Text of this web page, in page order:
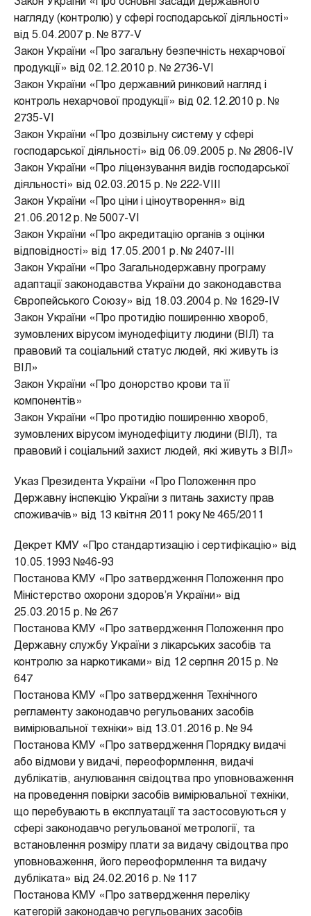
Закон України «Про основні засади державного
нагляду (контролю) у сфері господарської діяльності»
від 5.04.2007 р. № 877-V
Закон України «Про загальну безпечність нехарчової
продукції» від 02.12.2010 р. № 2736-VI
Закон України «Про державний ринковий нагляд і
контроль нехарчової продукції» від 02.12.2010 р. №
2735-VI
Закон України «Про дозвільну систему у сфері
господарської діяльності» від 06.09.2005 р. № 2806-IV
Закон України «Про ліцензування видів господарської
діяльності» від 02.03.2015 р. № 222-VIII
Закон України «Про ціни і ціноутворення» від
21.06.2012 р. № 5007-VI
Закон України «Про акредитацію органів з оцінки
відповідності» від 17.05.2001 р. № 2407-III
Закон України «Про Загальнодержавну програму
адаптації законодавства України до законодавства
Європейського Союзу» вiд 18.03.2004 р. № 1629-IV
Закон України «Про протидію поширенню хвороб,
зумовлених вірусом імунодефіциту людини (ВІЛ) та
правовий та соціальний статус людей, які живуть із
ВІЛ»
Закон України «Про донорство крови та її
компонентів»
Закон України «Про протидію поширенню хвороб,
зумовлених вірусом імунодефіциту людини (ВІЛ), та
правовий і соціальний захист людей, які живуть з ВІЛ»
Указ Президента України «Про Положення про
Державну інспекцію України з питань захисту прав
споживачів» від 13 квітня 2011 року № 465/2011
Декрет КМУ «Про стандартизацію і сертифікацію» від
10.05.1993 №46-93
Постанова КМУ «Про затвердження Положення про
Міністерство охорони здоров’я України» від
25.03.2015 р. № 267
Постанова КМУ «Про затвердження Положення про
Державну службу України з лікарських засобів та
контролю за наркотиками» від 12 серпня 2015 р. №
647
Постанова КМУ «Про затвердження Технічного
регламенту законодавчо регульованих засобів
вимірювальної техніки» від 13.01.2016 р. № 94
Постанова КМУ «Про затвердження Порядку видачі
або відмови у видачі, переоформлення, видачі
дублікатів, анулювання свідоцтва про уповноваження
на проведення повірки засобів вимірювальної техніки,
що перебувають в експлуатації та застосовуються у
сфері законодавчо регульованої метрології, та
встановлення розміру плати за видачу свідоцтва про
уповноваження, його переоформлення та видачу
дубліката» від 24.02.2016 р. № 117
Постанова КМУ «Про затвердження переліку
категорій законодавчо регульованих засобів